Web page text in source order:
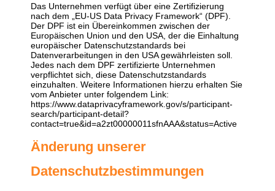
Das Unternehmen verfügt über eine Zertifizierung
nach dem „EU-US Data Privacy Framework“ (DPF).
Der DPF ist ein Übereinkommen zwischen der
Europäischen Union und den USA, der die Einhaltung
europäischer Datenschutzstandards bei
Datenverarbeitungen in den USA gewährleisten soll.
Jedes nach dem DPF zertifizierte Unternehmen
verpflichtet sich, diese Datenschutzstandards
einzuhalten. Weitere Informationen hierzu erhalten Sie
vom Anbieter unter folgendem Link:
https://www.dataprivacyframework.gov/s/participant-
search/participant-detail?
contact=true&id=a2zt00000011sfnAAA&status=Active
Änderung unserer
Datenschutzbestimmungen